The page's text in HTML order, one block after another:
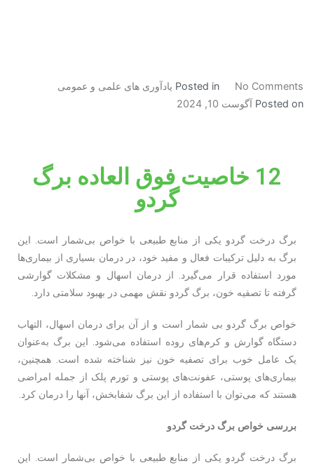
No Comments
Posted in یادآوری های علمی و عمومی
Posted on آگوست 10, 2024
12 خاصیت فوق العاده برگ
گردو
برگ درخت گردو یکی از منابع طبیعی با خواص بی‌شمار است. این
برگ به دلیل ترکیبات فعال و مفید خود، در درمان بسیاری از بیماری‌ها
مورد استفاده قرار می‌گیرد. از درمان اسهال و مشکلات گوارشی
گرفته تا تصفیه خون، برگ گردو نقش مهمی در بهبود سلامتی دارد.
خواص برگ گردو بی‌ شمار است و از آن برای درمان اسهال، التهاب
دستگاه گوارش و کرم‌های روده استفاده می‌شود. این برگ به‌عنوان
یک عامل خوب برای تصفیه خون نیز شناخته شده است. همچنین،
بیماری‌های پوستی، عفونت‌های پوستی و تورم پلک از جمله امراضی
هستند که می‌توان با استفاده از این برگ شفابخش، آنها را درمان کرد.
بررسی خواص برگ درخت گردو
برگ درخت گردو یکی از منابع طبیعی با خواص بی‌شمار است. این